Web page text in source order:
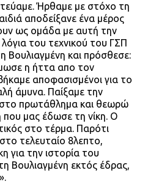
Ήρθαμε με στόχο τη
αποδείξανε ένα μέρος
ως ομάδα με αυτή την
του τεχνικού του ΓΣΠ
Βουλιαγμένη και πρόσθεσε:
η ήττα απο τον
αποφασισμένοι για το
άμυνα. Παίξαμε την
πρωτάθλημα και θεωρώ
που μας έδωσε τη νίκη. Ο
στο τέρμα. Παρότι
τελευταίο 8λεπτο,
για την ιστορία του
Βουλιαγμένη εκτός έδρας,